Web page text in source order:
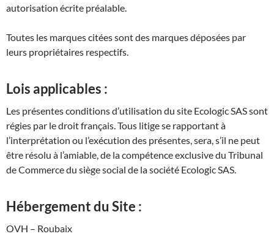
autorisation écrite préalable.
Toutes les marques citées sont des marques déposées par
leurs propriétaires respectifs.
Lois applicables :
Les présentes conditions d’utilisation du site Ecologic SAS sont
régies par le droit français. Tous litige se rapportant à
l’interprétation ou l’exécution des présentes, sera, s’il ne peut
être résolu à l’amiable, de la compétence exclusive du Tribunal
de Commerce du siège social de la société Ecologic SAS.
Hébergement du Site :
OVH – Roubaix